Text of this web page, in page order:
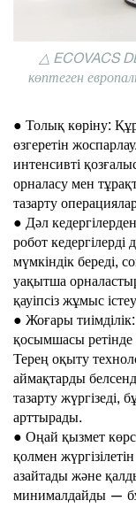
△ ECOVACS
көптеген
● Толық көріну:
өзгеретін
интенсивті
орналасу мен
тазарту
● Дәл
робот
мүмкіндік береді,
уақытша
қауіпсіз жұмыс
● Жоғары
қосымшасы
Терең оқыту
аймақтарды
тазарту жүргізеді,
арттырады.
● Оңай қызмет
қолмен
азайтады және
минималдайды —